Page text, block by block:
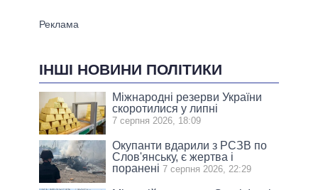
ІНШІ НОВИНИ ПОЛІТИКИ
Міжнародні резерви України
скоротилися у липні
7 серпня 2026, 18:09
Окупанти вдарили з РСЗВ по
Слов'янську, є жертва і
поранені 7 серпня 2026, 22:29